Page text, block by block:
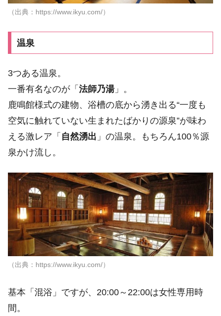
（出典：https://www.ikyu.com/）
温泉
3つある温泉。
一番有名なのが「 法師乃湯」。
鹿鳴館様式の建物、浴槽の底から湧き出る“一度も
空気に触れていない生まれたばかりの源泉”が味わ
える激レア「 自然湧出 」の温泉。もちろん100％源
泉かけ流し。
（出典：https://www.ikyu.com/）
基本「混浴」ですが、20:00～22:00は女性専用時
間。